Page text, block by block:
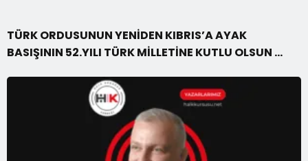
TÜRK ORDUSUNUN YENİDEN KIBRIS’A AYAK
BASIŞININ 52.YILI TÜRK MİLLETİNE KUTLU OLSUN …